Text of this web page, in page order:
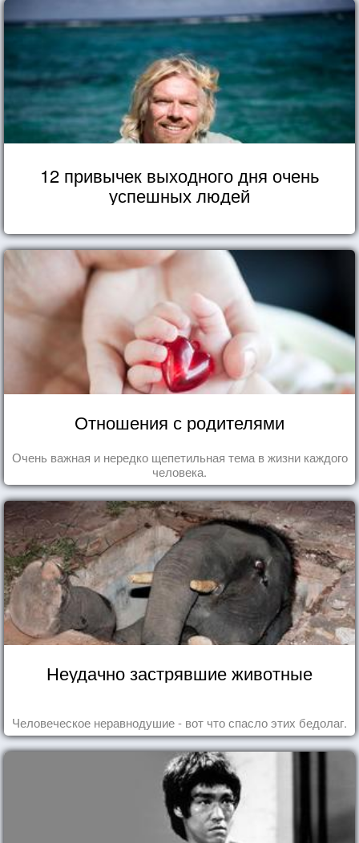
12 привычек выходного дня очень
успешных людей
Отношения с родителями
Очень важная и нередко щепетильная тема в жизни каждого
человека.
Неудачно застрявшие животные
Человеческое неравнодушие - вот что спасло этих бедолаг.